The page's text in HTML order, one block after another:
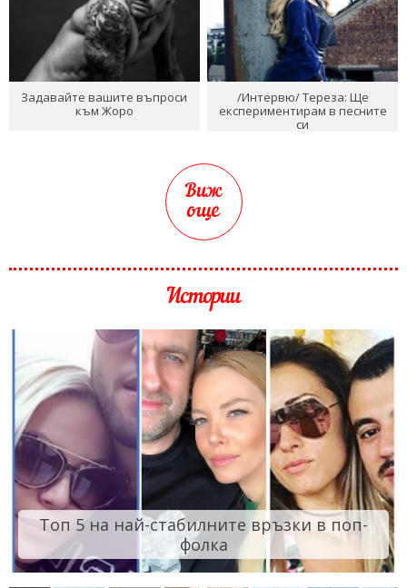
Задавайте вашите въпроси
към Жоро
/Интервю/ Тереза: Ще
експериментирам в песните
си
Виж
още
Истории
Топ 5 на най-стабилните връзки в поп-
фолка